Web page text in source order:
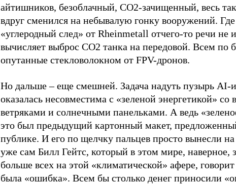
айтишников, безоблачный, CO2-зачищенный, весь
вдруг сменился на небывалую гонку вооружений.
«углеродный след» от Rheinmetall отчего-то речи не
вычисляет выброс CO2 танка на передовой. Всем по
опутанные стекловолокном от FPV-дронов.
Но дальше – еще смешней. Задача надуть пузырь AI-
оказалась несовместима с «зеленой энергетикой» со
ветряками и солнечными панельками. А ведь
это был предыдущий картонный макет,
публике. И его по щелчку пальцев просто вынесли
уже сам Билл Гейтс, который в этом мире, наверное,
больше всех на этой «климатической» афере,
была «ошибка». Всем бы столько денег приносили